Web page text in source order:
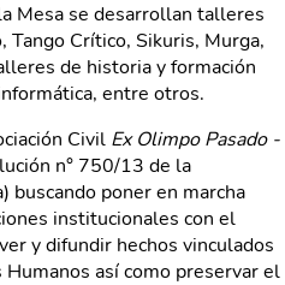
Mesa se desarrollan talleres
Crítico, Sikuris, Murga,
de historia y formación
entre otros.
Civil Ex Olimpo Pasado -
n° 750/13 de la
buscando poner en marcha
institucionales con el
y difundir hechos vinculados
así como preservar el